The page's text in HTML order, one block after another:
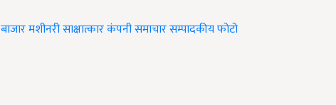
बाजारमशीनरीसाक्षात्कारकंपनी समाचारसम्पादकीयफोटो